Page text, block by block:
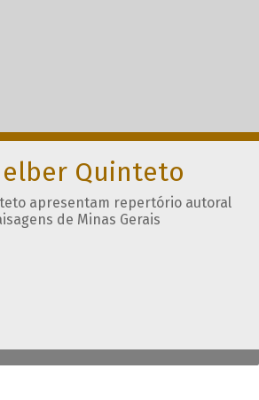
Quinteto
apresentam repertório autoral
de Minas Gerais